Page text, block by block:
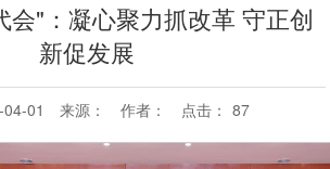
会"：凝心聚力抓改革 守正创
新促发展
01 来源： 作者： 点击： 87